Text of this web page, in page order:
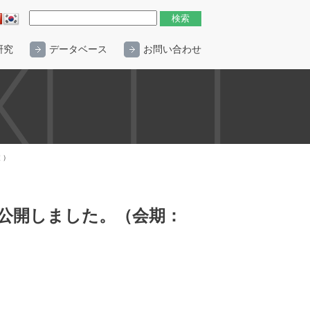
究 データベース お問い合わせ
開しました。（会期：